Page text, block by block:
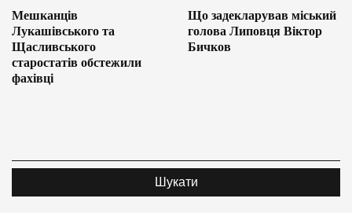
Мешканців
Лукашівського та
Щасливського
старостатів обстежили
фахівці
Що задекларував міський
голова Липовця Віктор
Бичков